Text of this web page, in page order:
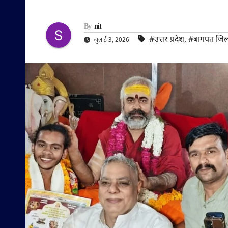
By nit
जुलाई 3, 2026 #उत्तर प्रदेश, #बागपत